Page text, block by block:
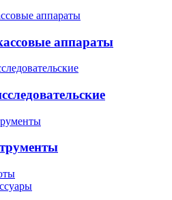
аппараты